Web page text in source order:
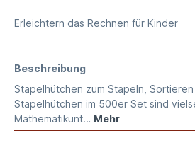
Erleichtern das Rechnen für Kinder
Beschreibung
Stapelhütchen zum Stapeln,
Stapelhütchen im 500er Set sind
Mathematikunt… Mehr